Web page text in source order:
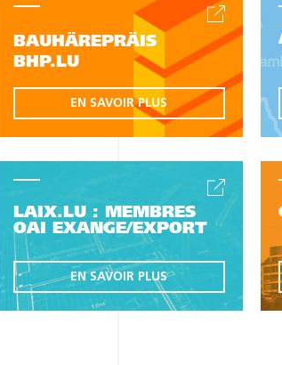
BAUHÄREPRÄIS
BHP.LU
EN SAVOIR PLUS
LAIX.LU : MEMBRES
OAI EXANGE/EXPORT
EN SAVOIR PLUS